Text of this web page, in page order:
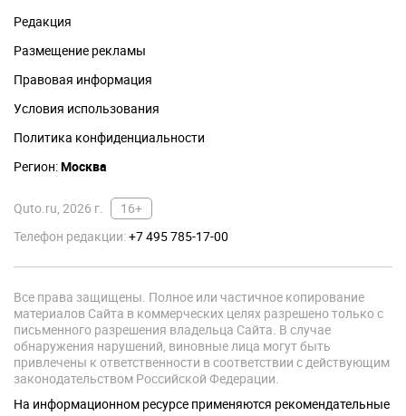
Редакция
Размещение рекламы
Правовая информация
Условия использования
Политика конфиденциальности
Регион:Москва
Quto.ru, 2026 г.
16+
Телефон редакции:+7 495 785-17-00
Все права защищены. Полное или частичное копирование
материалов Сайта в коммерческих целях разрешено только с
письменного разрешения владельца Сайта. В случае
обнаружения нарушений, виновные лица могут быть
привлечены к ответственности в соответствии с действующим
законодательством Российской Федерации.
На информационном ресурсе применяются рекомендательные